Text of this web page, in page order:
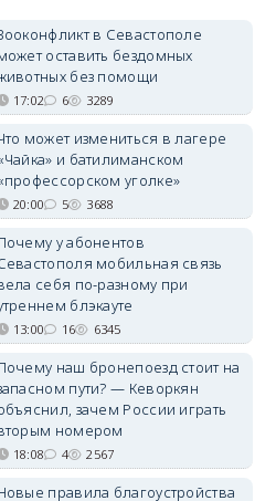
Балаклава
в Севастополе
оставить бездомных
без помощи
17:02 6 3289
может измениться в лагере
и батилиманском
уголке»
20:00 5 3688
у абонентов
мобильная связь
себя по-разному при
блэкауте
13:00 16 6345
наш бронепоезд стоит на
пути? — Кеворкян
зачем России играть
номером
18:08 4 2567
правила благоустройства